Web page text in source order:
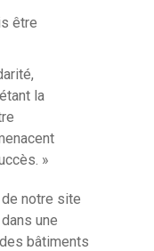
être
la
»
de notre site
une
bâtiments